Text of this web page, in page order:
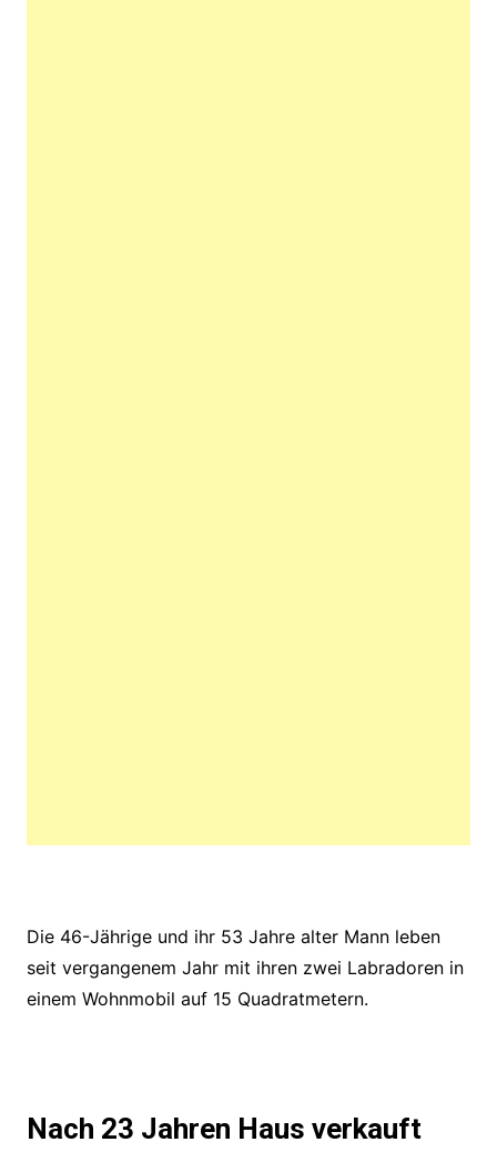
Die 46-Jährige und ihr 53 Jahre alter Mann leben
seit vergangenem Jahr mit ihren zwei Labradoren in
einem Wohnmobil auf 15 Quadratmetern.
Nach 23 Jahren Haus verkauft